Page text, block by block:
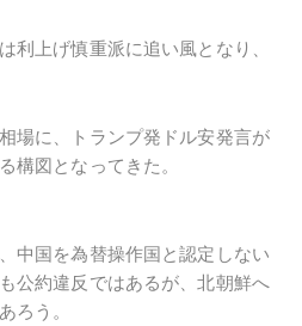
利上げ慎重派に追い風となり、
場に、トランプ発ドル安発言が
構図となってきた。
中国を為替操作国と認定しない
公約違反ではあるが、北朝鮮へ
ろう。